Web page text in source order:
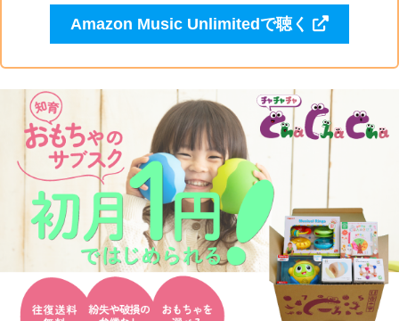
Amazon Music Unlimitedで聴く